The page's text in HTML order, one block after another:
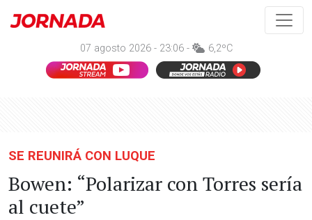
07 agosto 2026 - 23:06 - 6,2ºC
SE REUNIRÁ CON LUQUE
Bowen: “Polarizar con Torres sería
al cuete”